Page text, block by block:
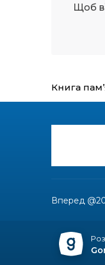
Щоб
Книга
Вперед